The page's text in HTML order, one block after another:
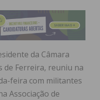
da Câmara
de Ferreira, reuniu na
feira com militantes
Associação de